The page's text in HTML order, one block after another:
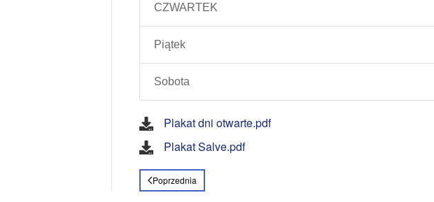
CZWARTEK
Piątek
Sobota
Plakat dni otwarte.pdf
Plakat Salve.pdf
Poprzednia